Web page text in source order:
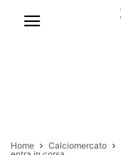
Home Calciomercato